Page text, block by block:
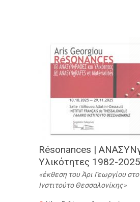
Résonances |
Υλικότητες 1982-2025
έκθεση του Άρι Γεωργίου
Ινστιτούτο Θεσσαλονίκης